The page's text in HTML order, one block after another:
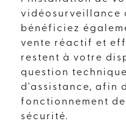
vidéosurveillance
bénéficiez
vente réactif et
restent à votre
question
d'assistance, afin
fonctionnement
sécurité.